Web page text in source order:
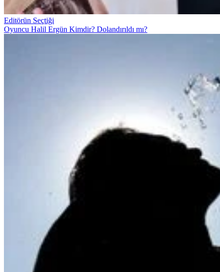
Editörün Seçtiği
Oyuncu Halil Ergün Kimdir? Dolandırıldı mı?